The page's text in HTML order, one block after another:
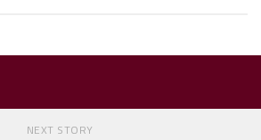
NEXT STORY